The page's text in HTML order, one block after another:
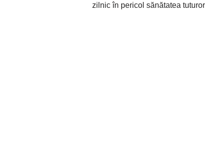
zilnic în pericol sănătatea